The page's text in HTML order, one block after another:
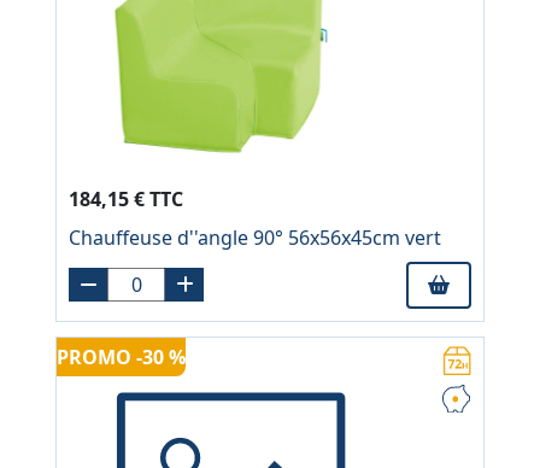
184,15 € TTC
Chauffeuse d''angle 90° 56x56x45cm vert
PROMO -30 %